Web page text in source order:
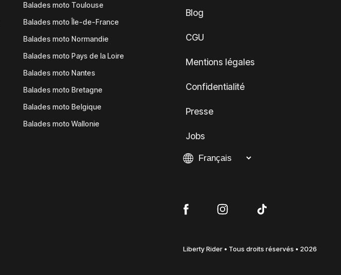
Balades moto Toulouse
Balades moto Île-de-France
Balades moto Normandie
Balades moto Pays de la Loire
Balades moto Nantes
Balades moto Bretagne
Balades moto Belgique
Balades moto Wallonie
Blog
CGU
Mentions légales
Confidentialité
Presse
Jobs
Liberty Rider • Tous droits réservés • 2026